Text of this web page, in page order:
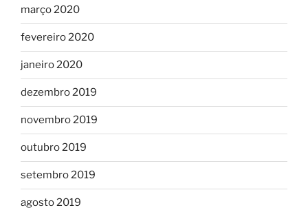
março 2020
fevereiro 2020
janeiro 2020
dezembro 2019
novembro 2019
outubro 2019
setembro 2019
agosto 2019